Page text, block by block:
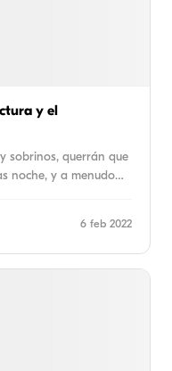
y el
sobrinos, querrán que
noche, y a menudo…
6 feb 2022